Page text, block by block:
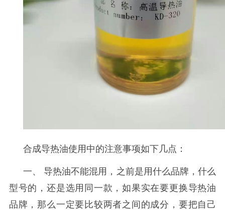
合成导热油使用中的注意事项如下几点：
一、导热油不能混用，之前是用什么品牌，什么
型号的，还是选用同一款，如果实在要更换导热油
品牌，那么一定要比较两者之间的成分，要把自己